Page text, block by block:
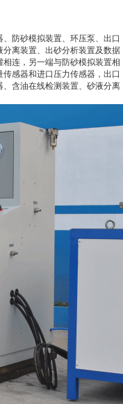
防砂模拟装置、环压泵、出口
离装置、出砂分析装置及数据
连，另一端与防砂模拟装置相
感器和进口压力传感器，出口
含油在线检测装置、砂液分离